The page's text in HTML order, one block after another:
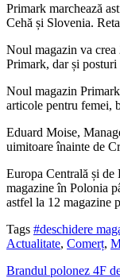
Primark marchează
Cehă și Slovenia.
Noul magazin va crea
Primark, dar și posturi
Noul magazin
articole pentru femei,
Eduard Moise,
uimitoare înainte de
Europa Centrală și de
magazine în Polonia
astfel la 12 magazine
Tags #deschidere
Actualitate, Comerț,
Brandul polonez 4F